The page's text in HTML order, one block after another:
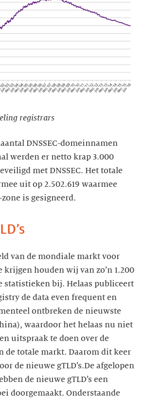
registrars
DNSSEC-domeinnamen
werden er netto krap 3.000
met DNSSEC. Het totale
uit op 2.502.619 waarmee
is gesigneerd.
van de mondiale markt voor
houden wij van zo’n 1.200
statistieken bij. Helaas publiceert
de data even frequent en
ontbreken de nieuwste
waardoor het helaas nu niet
uitspraak te doen over de
de totale markt. Daarom dit keer
de nieuwe gTLD’s.De afgelopen
de nieuwe gTLD’s een
doorgemaakt. Onderstaande